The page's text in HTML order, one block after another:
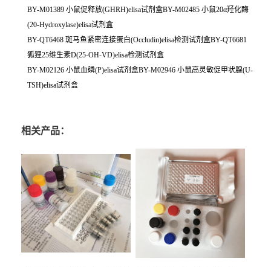
BY-M01389 小鼠促释放(GHRH)elisa试剂盒BY-M02485 小鼠20α羟化酶
(20-Hydroxylase)elisa试剂盒
BY-QT6468 斑马鱼紧密连接蛋白(Occludin)elisa检测试剂盒BY-QT6681
狐狸25维生素D(25-OH-VD)elisa检测试剂盒
BY-M02126 小鼠血磷(P)elisa试剂盒BY-M02946 小鼠高灵敏促甲状腺(U-
TSH)elisa试剂盒
相关产品：